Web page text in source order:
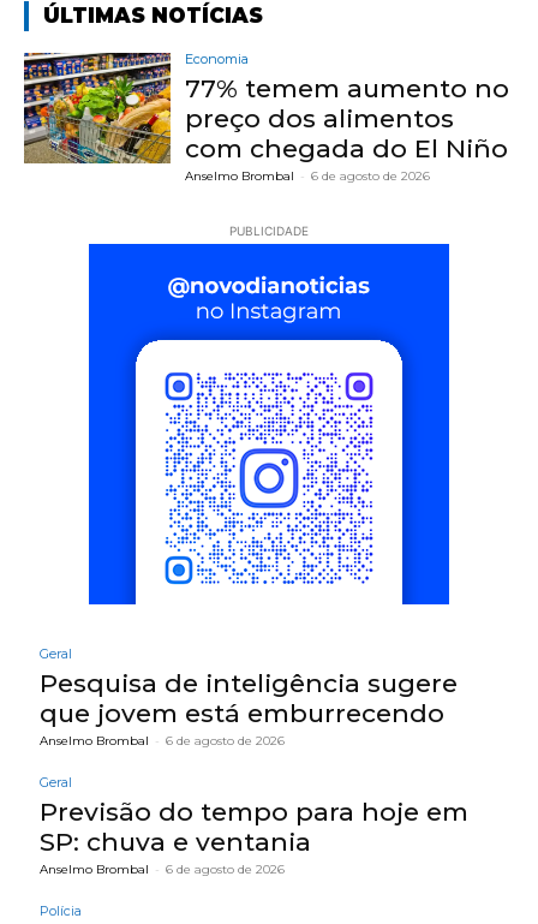
ÚLTIMAS NOTÍCIAS
Economia
77% temem aumento no
preço dos alimentos
com chegada do El Niño
Anselmo Brombal - 6 de agosto de 2026
PUBLICIDADE
Geral
Pesquisa de inteligência sugere
que jovem está emburrecendo
Anselmo Brombal - 6 de agosto de 2026
Geral
Previsão do tempo para hoje em
SP: chuva e ventania
Anselmo Brombal - 6 de agosto de 2026
Polícia